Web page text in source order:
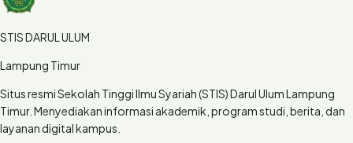
STIS DARUL ULUM
Lampung Timur
Situs resmi Sekolah Tinggi Ilmu Syariah (STIS) Darul Ulum Lampung
Timur. Menyediakan informasi akademik, program studi, berita, dan
layanan digital kampus.